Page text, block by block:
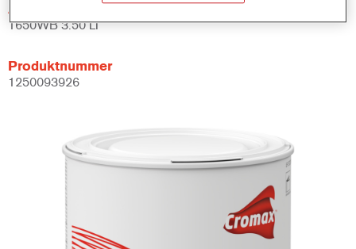
Artikelnummer
1650WB 3.50 LI
Produktnummer
1250093926